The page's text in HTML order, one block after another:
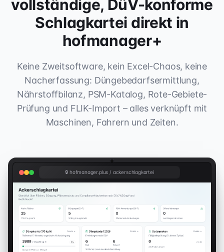
vollständige, DüV-konforme
Schlagkartei direkt in
hofmanager+
Keine Zweitsoftware, kein Excel-Chaos, keine
Nacherfassung: Düngebedarfsermittlung,
Nährstoffbilanz, PSM-Katalog, Rote-Gebiete-
Prüfung und FLIK-Import – alles verknüpft mit
Maschinen, Fahrern und Zeiten.
🔒 hofmanager.plus / ackerschlagkartei